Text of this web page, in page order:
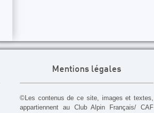
Mentions légales
©Les contenus de ce site, images et textes,
appartiennent au Club Alpin Français/ CAF